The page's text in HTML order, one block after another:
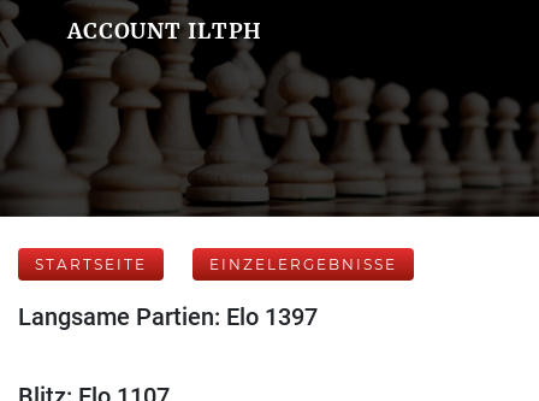
ACCOUNT ILTPH
STARTSEITE EINZELERGEBNISSE
Langsame Partien: Elo 1397